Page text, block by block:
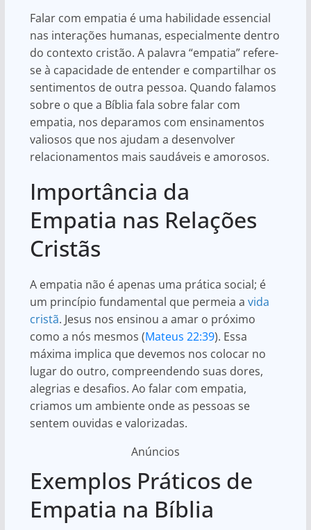
k
Falar com empatia é uma habilidade essencial
nas interações humanas, especialmente dentro
do contexto cristão. A palavra “empatia” refere-
se à capacidade de entender e compartilhar os
sentimentos de outra pessoa. Quando falamos
sobre o que a Bíblia fala sobre falar com
empatia, nos deparamos com ensinamentos
valiosos que nos ajudam a desenvolver
relacionamentos mais saudáveis e amorosos.
Importância da
Empatia nas Relações
Cristãs
A empatia não é apenas uma prática social; é
um princípio fundamental que permeia a vida
cristã. Jesus nos ensinou a amar o próximo
como a nós mesmos (Mateus 22:39). Essa
máxima implica que devemos nos colocar no
lugar do outro, compreendendo suas dores,
alegrias e desafios. Ao falar com empatia,
criamos um ambiente onde as pessoas se
sentem ouvidas e valorizadas.
Anúncios
Exemplos Práticos de
Empatia na Bíblia